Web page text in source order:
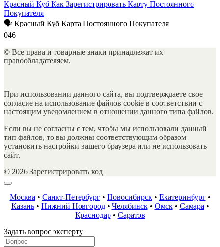
Красный Куб Как Зарегистрировать Карту Постоянного
Покупателя
🗣 Красный Куб Карта Постоянного Покупателя
046
© Все права и товарные знаки принадлежат их
правообладателяем.
При использовании данного сайта, вы подтверждаете свое
согласие на использование файлов cookie в соответствии с
настоящим уведомлением в отношении данного типа файлов.
Если вы не согласны с тем, чтобы мы использовали данный
тип файлов, то вы должны соответствующим образом
установить настройки вашего браузера или не использовать
сайт.
© 2026 Зарегистрировать код
Москва • Санкт-Петербург• Новосибирск• Екатеринбург•
Казань• Нижний Новгород• Челябинск• Омск• Самара •
Краснодар• Саратов
Задать вопрос эксперту